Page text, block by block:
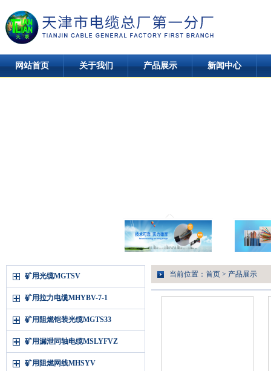
网站首页 关于我们 产品展示 新闻中心
矿用光缆MGTSV
矿用拉力电缆MHYBV-7-1
矿用阻燃铠装光缆MGTS33
矿用漏泄同轴电缆MSLYFVZ
矿用阻燃网线MHSYV
当前位置： 首页 > 产品展示